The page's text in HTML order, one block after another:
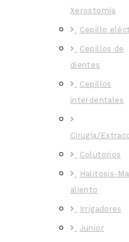
Xerostomía
Cepillo
Cepillos de
dientes
Cepillos
interdentales
Cirugía/
Colutorios
Halitosis-
aliento
Irrigadores
Junior